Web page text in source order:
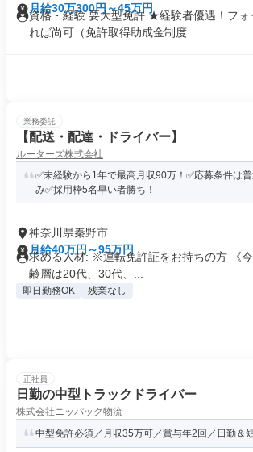
月給30万300円～45万円
資格・経験 要大型免許 ★経験者優遇！フォ
れば尚可（免許取得助成金制度...
業務委託
【配送・配達・ドライバー】
ルーターズ株式会社
✅未経験から1年で最高月収90万！✅応募条件は
み✅採用枠5名早い者勝ち！
神奈川県秦野市
月給40万円～95万円
求める人材: ※運転免許証をお持ちの方 《
齢層は20代、30代、...
即日勤務OK 残業なし
正社員
日勤の中型トラックドライバー
株式会社ニッパック物流
中型免許必須／月収35万可／賞与年2回／日勤＆